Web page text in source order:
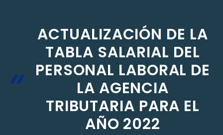
ACTUALIZACIÓN DE LA
TABLA SALARIAL DEL
PERSONAL LABORAL DE
LA AGENCIA
TRIBUTARIA PARA EL
AÑO 2022